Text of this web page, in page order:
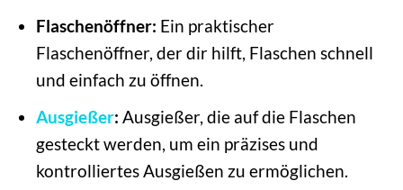
Flaschenöffner: Ein praktischer
Flaschenöffner, der dir hilft, Flaschen schnell
und einfach zu öffnen.
Ausgießer: Ausgießer, die auf die Flaschen
gesteckt werden, um ein präzises und
kontrolliertes Ausgießen zu ermöglichen.